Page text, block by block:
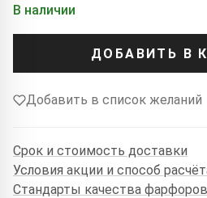
В наличии
ДОБАВИТЬ В
Добавить в список желаний
Срок и стоимость доставки
Условия акции и способ
Стандарты качества